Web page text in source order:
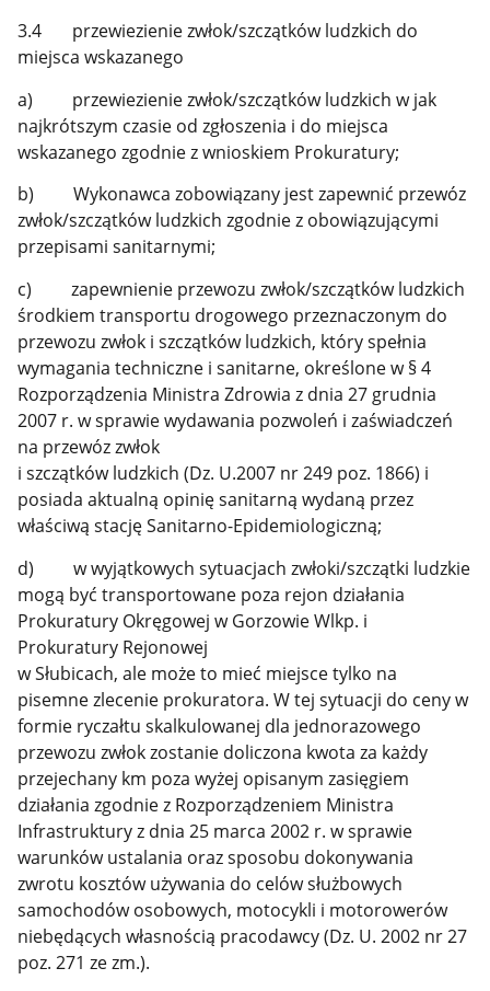
3.4 przewiezienie zwłok/szczątków ludzkich do
miejsca wskazanego
a) przewiezienie zwłok/szczątków ludzkich w jak
najkrótszym czasie od zgłoszenia i do miejsca
wskazanego zgodnie z wnioskiem Prokuratury;
b) Wykonawca zobowiązany jest zapewnić przewóz
zwłok/szczątków ludzkich zgodnie z obowiązującymi
przepisami sanitarnymi;
c) zapewnienie przewozu zwłok/szczątków ludzkich
środkiem transportu drogowego przeznaczonym do
przewozu zwłok i szczątków ludzkich, który spełnia
wymagania techniczne i sanitarne, określone w § 4
Rozporządzenia Ministra Zdrowia z dnia 27 grudnia
2007 r. w sprawie wydawania pozwoleń i zaświadczeń
na przewóz zwłok
i szczątków ludzkich (Dz. U.2007 nr 249 poz. 1866) i
posiada aktualną opinię sanitarną wydaną przez
właściwą stację Sanitarno-Epidemiologiczną;
d) w wyjątkowych sytuacjach zwłoki/szczątki ludzkie
mogą być transportowane poza rejon działania
Prokuratury Okręgowej w Gorzowie Wlkp. i
Prokuratury Rejonowej
w Słubicach, ale może to mieć miejsce tylko na
pisemne zlecenie prokuratora. W tej sytuacji do ceny w
formie ryczałtu skalkulowanej dla jednorazowego
przewozu zwłok zostanie doliczona kwota za każdy
przejechany km poza wyżej opisanym zasięgiem
działania zgodnie z Rozporządzeniem Ministra
Infrastruktury z dnia 25 marca 2002 r. w sprawie
warunków ustalania oraz sposobu dokonywania
zwrotu kosztów używania do celów służbowych
samochodów osobowych, motocykli i motorowerów
niebędących własnością pracodawcy (Dz. U. 2002 nr 27
poz. 271 ze zm.).